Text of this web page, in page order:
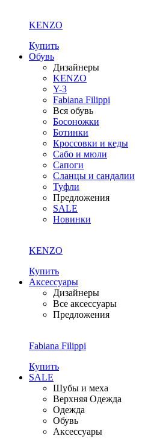
KENZO
Купить
Обувь
Дизайнеры
KENZO
Y-3
Fabiana Filippi
Вся обувь
Босоножки
Ботинки
Кроссовки и кеды
Сабо и мюли
Сапоги
Сланцы и сандалии
Туфли
Предложения
SALE
Новинки
KENZO
Купить
Аксессуары
Дизайнеры
Все аксессуары
Предложения
Fabiana Filippi
Купить
SALE
Шубы и меха
Верхняя Одежда
Одежда
Обувь
Аксессуары